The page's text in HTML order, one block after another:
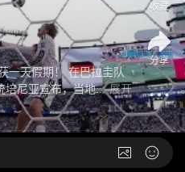
一天假期！ 在巴拉圭队
培尼亚宣布，当地... 展开
收藏
分享